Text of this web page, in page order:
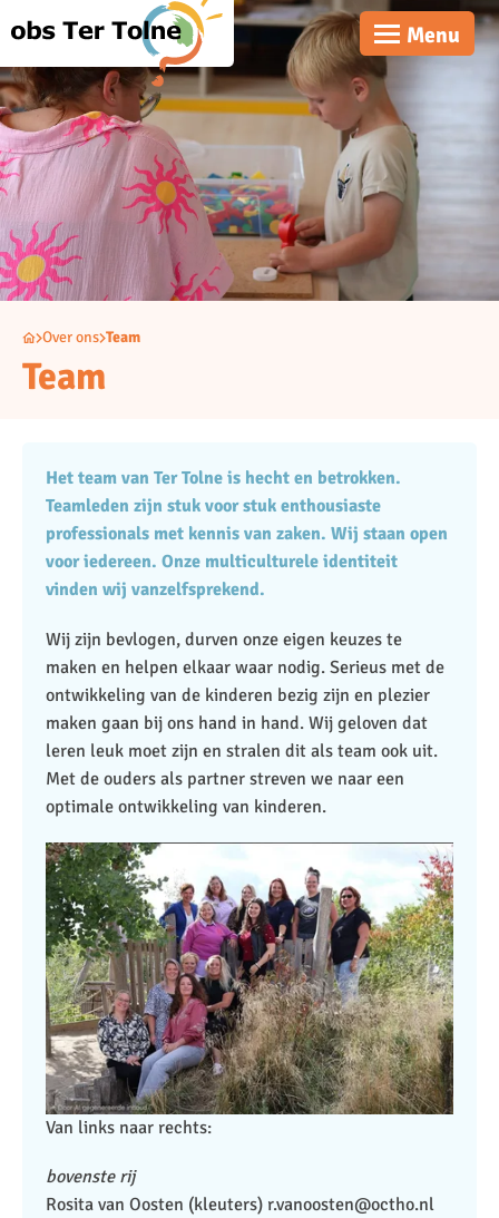
Menu
Over ons Team
Team
Het team van Ter Tolne is hecht en betrokken.
Teamleden zijn stuk voor stuk enthousiaste
professionals met kennis van zaken. Wij staan open
voor iedereen. Onze multiculturele identiteit
vinden wij vanzelfsprekend.
Wij zijn bevlogen, durven onze eigen keuzes te
maken en helpen elkaar waar nodig. Serieus met de
ontwikkeling van de kinderen bezig zijn en plezier
maken gaan bij ons hand in hand. Wij geloven dat
leren leuk moet zijn en stralen dit als team ook uit.
Met de ouders als partner streven we naar een
optimale ontwikkeling van kinderen.
Van links naar rechts:
bovenste rij
Rosita van Oosten (kleuters) r.vanoosten@octho.nl